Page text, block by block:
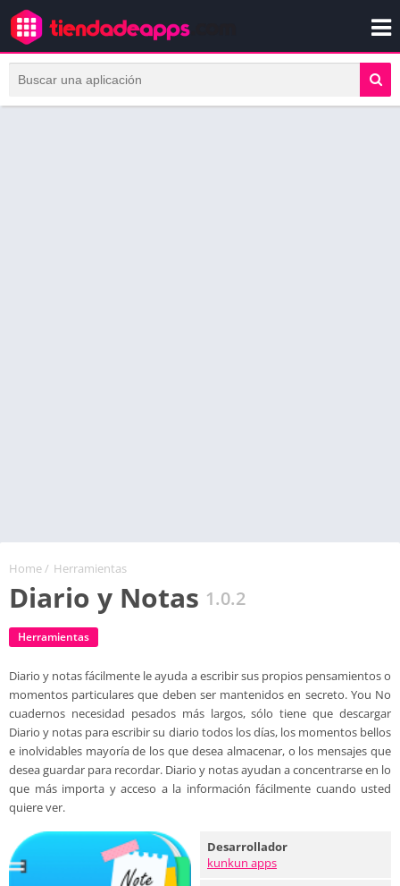
Home/ Herramientas
Diario y Notas 1.0.2
Herramientas
Diario y notas fácilmente le ayuda a escribir sus propios pensamientos o
momentos particulares que deben ser mantenidos en secreto. You No
cuadernos necesidad pesados ​​más largos, sólo tiene que descargar
Diario y notas para escribir su diario todos los días, los momentos bellos
e inolvidables mayoría de los que desea almacenar, o los mensajes que
desea guardar para recordar. Diario y notas ayudan a concentrarse en lo
que más importa y acceso a la información fácilmente cuando usted
quiere ver.
Desarrollador
kunkun apps